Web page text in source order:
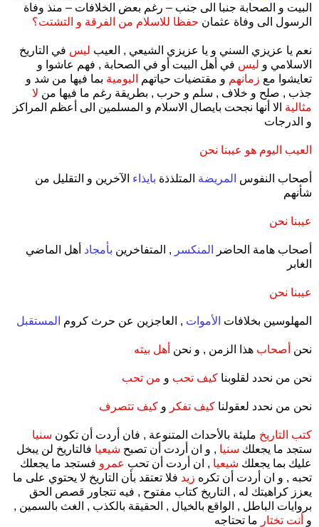
البيت و الصحابة جنبا الى جنب – رغم بعض الخلافات – منذ وفاة
الرسول الى وفاة عثمان حفظا للاسلام من الفرقة و التشتت؟
نعم يا عزيزي السني و يا عزيزي الشيعي , العيب ليس في التاريخ
الاسلامي و ليس في أهل البيت أو في الصحابة , فهم عاشوا و
تعايشوا مع زمانهم و مقتضيات حياتهم اليومية بما فيها من شد و
جذب , صلح و خلاف , سلم و حرب , بطريقة رغم ما فيها من لا
مثالية الا أنها نجحت بايصال الاسلام و المسلمين الى أعظم المراكز
و الدرجات
العيب اليوم هو عيبنا نحن
أصحاب النفوس المريضة المتلذذة بايذاء الآخرين و التقليل من
شأنهم
عيبنا نحن
أصحاب هامة الحاضر المنكسر , المتفاخرين بأمجاد أهل الماضي
الغابر
عيبنا نحن
المهلوسين بخلافات الأموات , العاجزين عن حرث كروم المستقبل
نحن أصحاب هذا الزمن , و نحن أهل بيته
نحن من نحدد لقلوبنا كيف تحب و من تحب
نحن من نحدد لعقولنا كيف تفكر و كيف تتصرف
كتب التاريخ مليئة بالأحداث المتنوعة , فان أردت أن تكون سنيا
ستجد ما يجعلك سنيا , و ان أردت أن تصبح شيعيا فالتاريخ لن يبخل
عليك بما يجعلك شيعيا , ان أردت أن تحب عمرو فستجد ما يجعلك
تحبه , و ان أردت أن تكره زيد فلا تعتقد بأن التاريخ لا يحتوي على ما
يعزز كراهيتك له , التاريخ كتاب مفتوح , فيه تتجاور قصص الحق
بروايات الباطل , الواقع بالخيال , الحقيقة بالكذب , الغث بالسمين ,
و أنت تختار ما تحتاجه